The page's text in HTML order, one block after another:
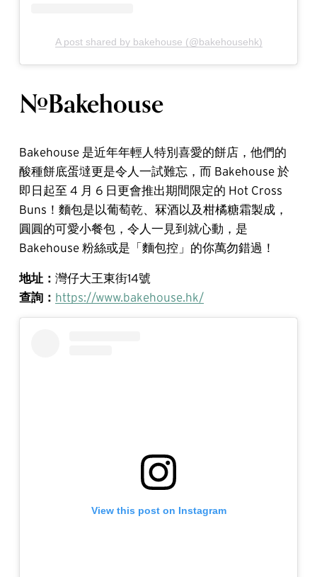
A post shared by bakehouse (@bakehousehk)
#Bakehouse
Bakehouse 是近年年輕人特別喜愛的餅店，他們的
酸種餅底蛋墶更是令人一試難忘，而 Bakehouse 於
即日起至 4 月 6 日更會推出期間限定的 Hot Cross
Buns！麵包是以葡萄乾、冧酒以及柑橘糖霜製成，
圓圓的可愛小餐包，令人一見到就心動，是
Bakehouse 粉絲或是「麵包控」的你萬勿錯過！
地址： 灣仔大王東街14號
查詢： https://www.bakehouse.hk/
View this post on Instagram